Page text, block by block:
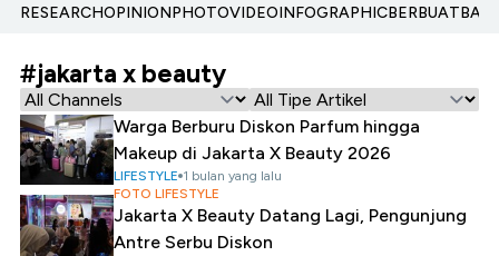
RESEARCHOPINIONPHOTOVIDEOINFOGRAPHIC
#jakarta x beauty
Warga Berburu Diskon Parfum hingga
Makeup di Jakarta X Beauty 2026
LIFESTYLE 1 bulan yang lalu
FOTO LIFESTYLE
Jakarta X Beauty Datang Lagi, Pengunjung
Antre Serbu Diskon